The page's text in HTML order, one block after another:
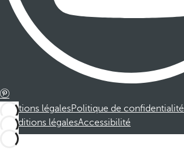
Mentions légalesPolitique de confidentialité
Conditions légalesAccessibilité